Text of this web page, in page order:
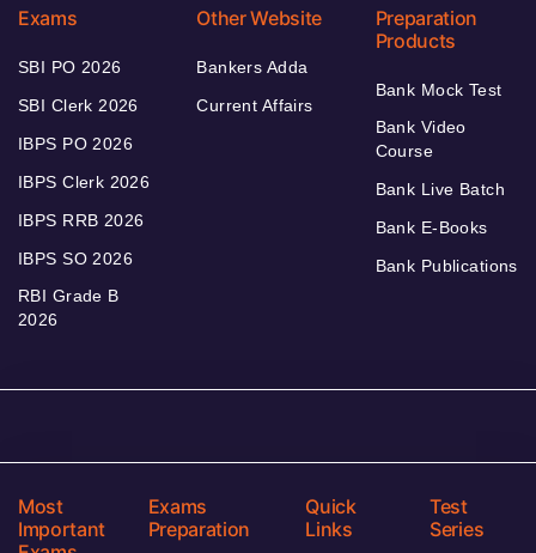
Exams
SBI PO 2026
SBI Clerk 2026
IBPS PO 2026
IBPS Clerk 2026
IBPS RRB 2026
IBPS SO 2026
RBI Grade B
2026
Other Website
Bankers Adda
Current Affairs
Preparation
Products
Bank Mock Test
Bank Video
Course
Bank Live Batch
Bank E-Books
Bank Publications
Most
Important
Exams
Preparation
Quick
Links
Test
Series